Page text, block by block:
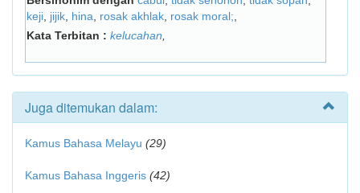
keji jijik hina rosak akhlak rosak moral;
Kata Terbitan : kelucahan
Juga ditemukan dalam:
Kamus Bahasa Melayu (29)
Kamus Bahasa Inggeris (42)